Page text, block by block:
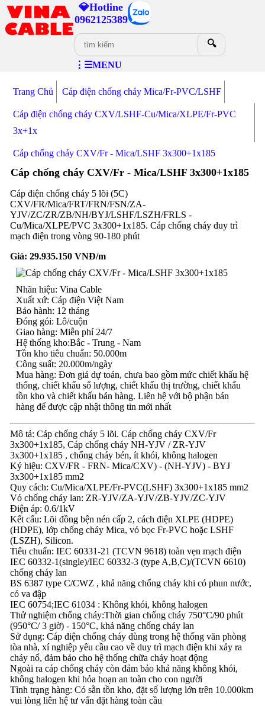
💎Hotline
0962125389
🔍
⋮☰MENU
Trang Chủ Cáp điện chống cháy Mica/Fr-PVC/LSHF
Cáp điện chống cháy CXV/LSHF-Cu/Mica/XLPE/Fr-PVC
3x+1x
Cáp chống cháy CXV/Fr - Mica/LSHF 3x300+1x185
Cáp chống cháy CXV/Fr - Mica/LSHF 3x300+1x185
Cáp điện chống cháy 5 lõi (5C)
CXV/FR/Mica/FRT/FRN/FSN/ZA-
YJV/ZC/ZR/ZB/NH/BYJ/LSHF/LSZH/FRLS -
Cu/Mica/XLPE/PVC 3x300+1x185. Cáp chống cháy duy trì
mạch điện trong vòng 90-180 phút
Giá: 29.935.150VNĐ/m
Nhãn hiệu: Vina Cable
Xuất xứ: Cáp điện Việt Nam
Bảo hành: 12 tháng
Đóng gói: Lô/cuộn
Giao hàng: Miễn phí 24/7
Hệ thống kho:Bắc - Trung - Nam
Tồn kho tiêu chuẩn: 50.000m
Công suất: 20.000m/ngày
Mua hàng: Đơn giá dự toán, chưa bao gồm mức chiết khấu hệ
thống, chiết khấu số lượng, chiết khấu thị trường, chiết khấu
tồn kho và chiết khấu bán hàng. Liên hệ với bộ phận bán
hàng để được cập nhật thông tin mới nhất
Mô tả: Cáp chống cháy 5 lõi. Cáp chống cháy CXV/Fr
3x300+1x185, Cáp chống cháy NH-YJV / ZR-YJV
3x300+1x185 , chống cháy bén, ít khói, không halogen
Ký hiệu: CXV/FR - FRN- Mica/CXV) - (NH-YJV) - BYJ
3x300+1x185 mm2
Quy cách: Cu/Mica/XLPE/Fr-PVC(LSHF) 3x300+1x185 mm2
Vỏ chống cháy lan: ZR-YJV/ZA-YJV/ZB-YJV/ZC-YJV
Điện áp: 0.6/1kV
Kết cấu: Lõi đồng bện nén cấp 2, cách điện XLPE (HDPE)
(HDPE), lớp chống cháy Mica, vỏ bọc Fr-PVC hoặc LSHF
(LSZH), Silicon.
Tiêu chuẩn: IEC 60331-21 (TCVN 9618) toàn vẹn mạch điện
IEC 60332-1(single)/IEC 60332-3 (type A,B,C)/(TCVN 6610)
chống cháy lan
BS 6387 type C/CWZ , khả năng chống cháy khi có phun nước,
có va đập
IEC 60754;IEC 61034 : Không khói, không halogen
Thử nghiệm chống cháy:Thời gian chống cháy 750°C/90 phút
(950°C/ 3 giờ) - 150°C, khả năng chống cháy lan
Sử dụng: Cáp điện chống cháy dùng trong hệ thống văn phòng
tòa nhà, xí nghiệp yêu cầu cao về duy trì mạch điện khi xảy ra
cháy nổ, đảm bảo cho hệ thống chữa cháy hoạt động
Ngoài ra cáp chống cháy còn đảm bảo khả năng không khói,
không halogen khi hỏa hoạn an toàn cho con người
Tình trạng hàng: Có sẵn tồn kho, đặt số lượng lớn trên 10.000km
vui lòng liên hệ tư vấn đặt hàng toàn cầu